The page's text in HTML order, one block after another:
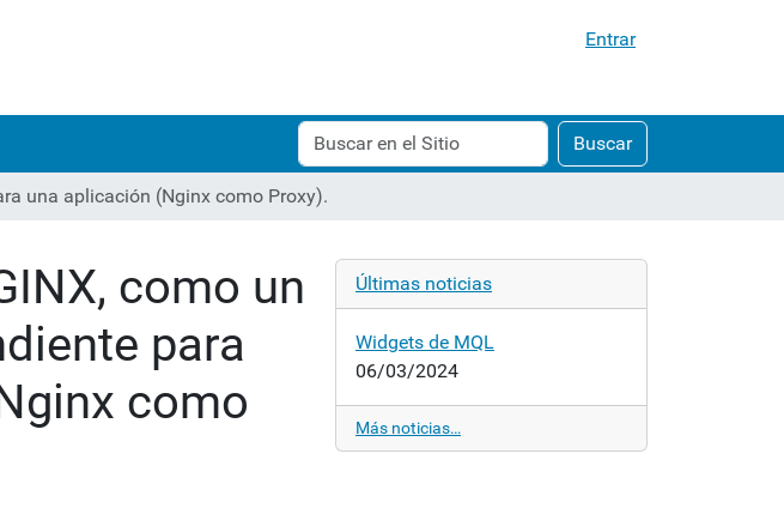
Entrar
Buscar Buscar
Búsqueda
Avanzada…
una aplicación (Nginx como Proxy).
como un
para
como
Últimas noticias
Widgets de MQL
06/03/2024
Más noticias…